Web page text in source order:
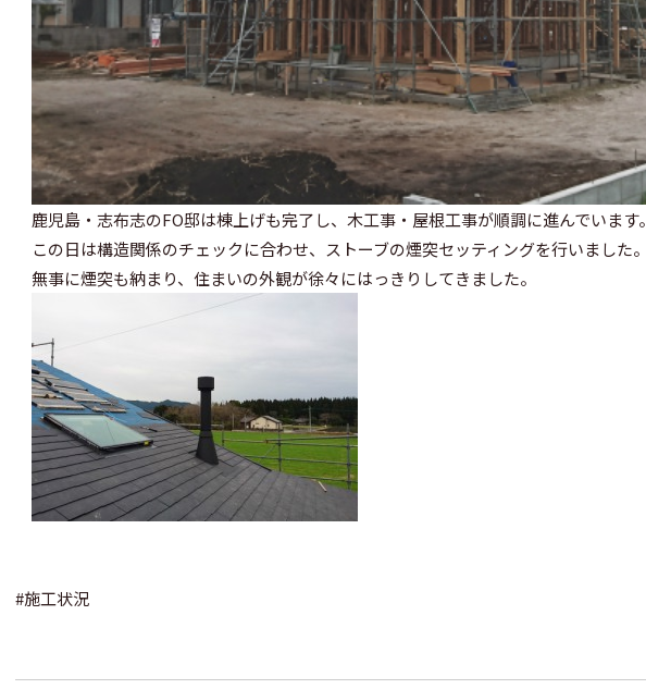
鹿児島・志布志のFO邸は棟上げも完了し、木工事・屋根工事が順調に進んでいます。
この日は構造関係のチェックに合わせ、ストーブの煙突セッティングを行いました。
無事に煙突も納まり、住まいの外観が徐々にはっきりしてきました。
#施工状況